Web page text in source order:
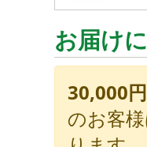
お届け
30,000
のお客